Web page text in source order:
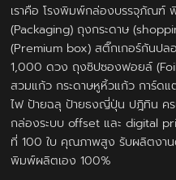
เราคือ โรงพิมพ์กล่องบรรจุภัณ
(Packaging) ถุงกระดาษ
(Premium box) สติ๊กเกอร์กันปล
1,000 ดวง ถุงซิปซองฟอยล์
สวมแก้ว กระดาษหูหิ้วแก้ว การ์ด
ไฟ ป้ายฉลุ ป้ายธงญี่ปุ่น ปฎิทิน ค
กล่องระบบ offset และ digital
ที่ 100 ใบ คุณภาพสูง รับผลิตงาน
พิมพ์ผลิตเอง 100%